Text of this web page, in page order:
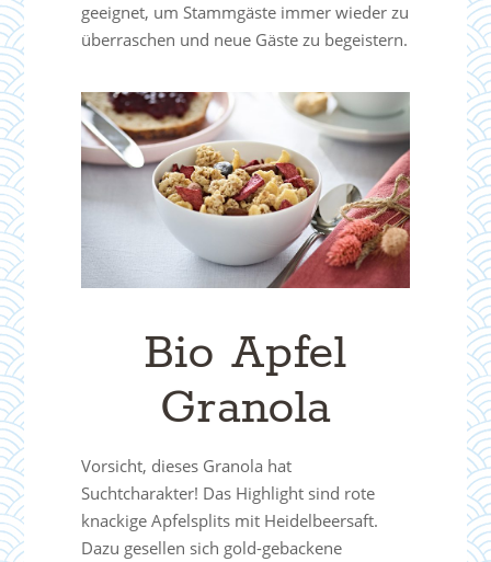
geeignet, um Stammgäste immer wieder zu
überraschen und neue Gäste zu begeistern.
Bio Apfel
Granola
Vorsicht, dieses Granola hat
Suchtcharakter! Das Highlight sind rote
knackige Apfelsplits mit Heidelbeersaft.
Dazu gesellen sich gold-gebackene